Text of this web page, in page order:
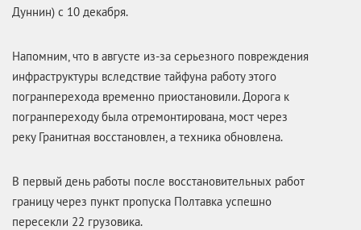
Дуннин) с 10 декабря.
Напомним, что в августе из-за серьезного повреждения
инфраструктуры вследствие тайфуна работу этого
погранперехода временно приостановили. Дорога к
погранпереходу была отремонтирована, мост через
реку Гранитная восстановлен, а техника обновлена.
В первый день работы после восстановительных работ
границу через пункт пропуска Полтавка успешно
пересекли 22 грузовика.